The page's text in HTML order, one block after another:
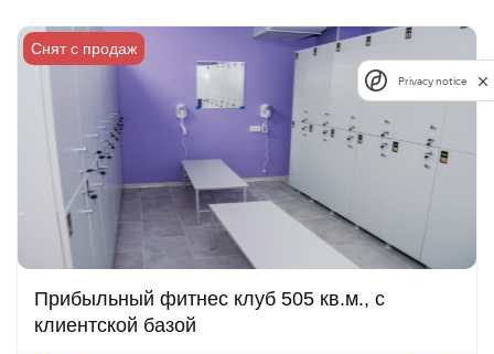
Снят с продаж
Прибыльный фитнес клуб 505 кв.м., с
клиентской базой
Privacy notice